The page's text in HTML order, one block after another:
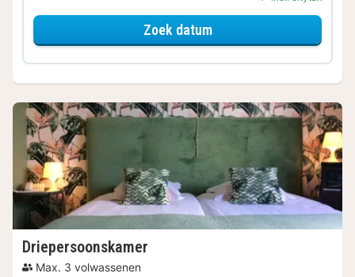
Zoek datumvoor
Driepersoonskamer
Max. 3 volwassenen